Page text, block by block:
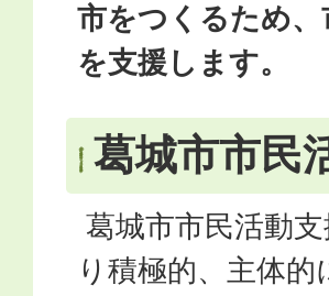
市をつくるため
を支援します。
葛城市市民
葛城市市民活動
り積極的、主体